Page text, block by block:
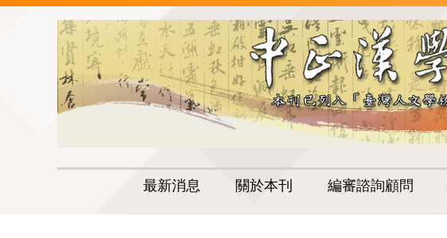
最新消息 關於本刊 編審諮詢顧問